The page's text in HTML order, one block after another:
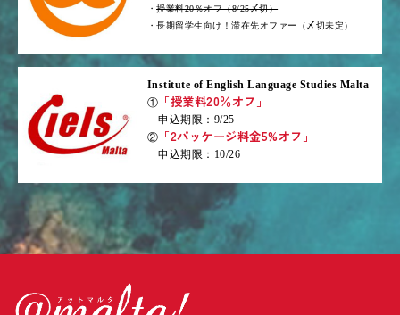
・授業料20％オフ（8/25〆切）
・長期留学生向け！滞在先オファー（〆切未定）
Institute of English Language Studies Malta
① 「授業料20％オフ」
申込期限：9/25
② 「2パッケージ料金5%オフ」
申込期限：10/26